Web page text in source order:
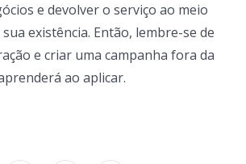
e devolver o serviço ao meio
existência. Então, lembre-se de
e criar uma campanha fora da
ao aplicar.